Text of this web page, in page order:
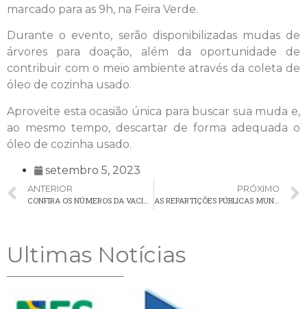
marcado para as 9h, na Feira Verde.
Durante o evento, serão disponibilizadas mudas de
árvores para doação, além da oportunidade de
contribuir com o meio ambiente através da coleta de
óleo de cozinha usado.
Aproveite esta ocasião única para buscar sua muda e,
ao mesmo tempo, descartar de forma adequada o
óleo de cozinha usado.
setembro 5, 2023
ANTERIOR
CONFIRA OS NÚMEROS DA VACINAÇÃO CONTRA A COVID-19 EM PALMEIRA
PRÓXIMO
AS REPARTIÇÕES PÚBLICAS MUNICIPAIS ESTARÃO FECHADAS NOS DIAS 7 E 8 DE SETEMBRO
Ultimas Notícias